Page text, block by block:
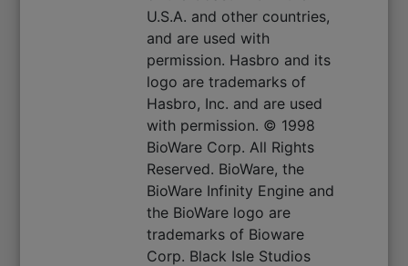
U.S.A. and other countries,
and are used with
permission. Hasbro and its
logo are trademarks of
Hasbro, Inc. and are used
with permission. © 1998
BioWare Corp. All Rights
Reserved. BioWare, the
BioWare Infinity Engine and
the BioWare logo are
trademarks of Bioware
Corp. Black Isle Studios